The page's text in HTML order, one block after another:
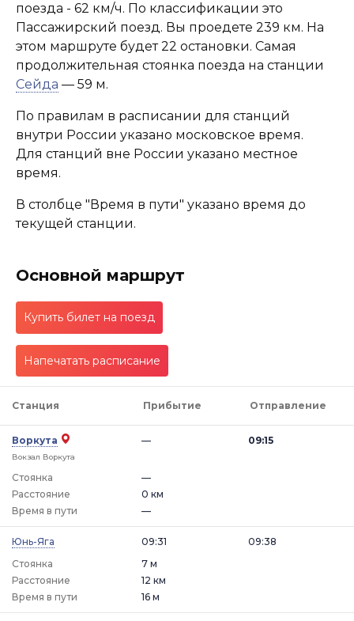
поезда - 62 км/ч. По классификации это
Пассажирский поезд. Вы проедете 239 км. На
этом маршруте будет 22 остановки. Самая
продолжительная стоянка поезда на станции
Сейда — 59 м.
По правилам в расписании для станций
внутри России указано московское время.
Для станций вне России указано местное
время.
В столбце "Время в пути" указано время до
текущей станции.
Основной маршрут
Купить билет на поезд
Напечатать расписание
Станция Прибытие Отправление
Воркута
Вокзал Воркута
—
Стоянка —
09:15
Расстояние
0 км
Время в пути
—
Юнь-Яга
09:31
Стоянка
7 м
09:38
Расстояние
12 км
Время в пути
16 м